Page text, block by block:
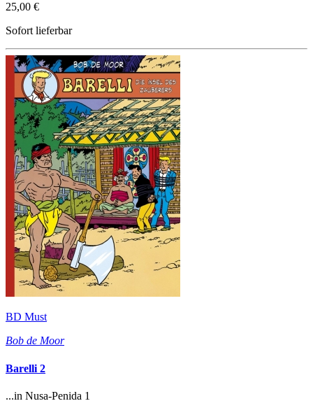
25,00 €
Sofort lieferbar
BD Must
Bob de Moor
Barelli 2
...in Nusa-Penida 1